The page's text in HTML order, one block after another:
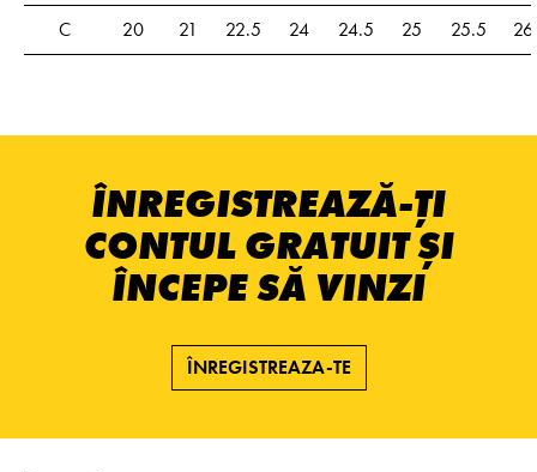
C
20 21 22.5 24 24.5 25 25.5 26
ÎNREGISTREAZĂ-ȚI
CONTUL GRATUIT ȘI
ÎNCEPE SĂ VINZI
ÎNREGISTREAZA-TE